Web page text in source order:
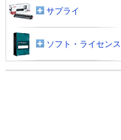
サプライ
ソフト・ライセンス